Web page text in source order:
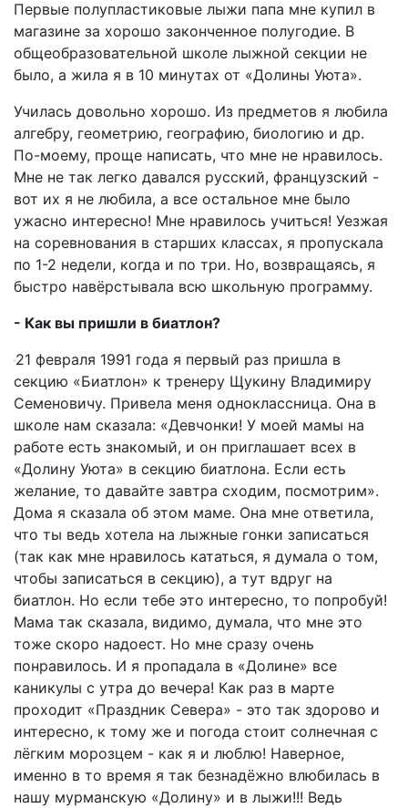
Первые полупластиковые лыжи папа мне купил в
магазине за хорошо законченное полугодие. В
общеобразовательной школе лыжной секции не
было, а жила я в 10 минутах от «Долины Уюта».
Училась довольно хорошо. Из предметов я любила
алгебру, геометрию, географию, биологию и др.
По-моему, проще написать, что мне не нравилось.
Мне не так легко давался русский, французский -
вот их я не любила, а все остальное мне было
ужасно интересно! Мне нравилось учиться! Уезжая
на соревнования в старших классах, я пропускала
по 1-2 недели, когда и по три. Но, возвращаясь, я
быстро навёрстывала всю школьную программу.
- Как вы пришли в биатлон?
21 февраля 1991 года я первый раз пришла в
секцию «Биатлон» к тренеру Щукину Владимиру
Семеновичу. Привела меня одноклассница. Она в
школе нам сказала: «Девчонки! У моей мамы на
работе есть знакомый, и он приглашает всех в
«Долину Уюта» в секцию биатлона. Если есть
желание, то давайте завтра сходим, посмотрим».
Дома я сказала об этом маме. Она мне ответила,
что ты ведь хотела на лыжные гонки записаться
(так как мне нравилось кататься, я думала о том,
чтобы записаться в секцию), а тут вдруг на
биатлон. Но если тебе это интересно, то попробуй!
Мама так сказала, видимо, думала, что мне это
тоже скоро надоест. Но мне сразу очень
понравилось. И я пропадала в «Долине» все
каникулы с утра до вечера! Как раз в марте
проходит «Праздник Севера» - это так здорово и
интересно, к тому же и погода стоит солнечная с
лёгким морозцем - как я и люблю! Наверное,
именно в то время я так безнадёжно влюбилась в
нашу мурманскую «Долину» и в лыжи!!! Ведь